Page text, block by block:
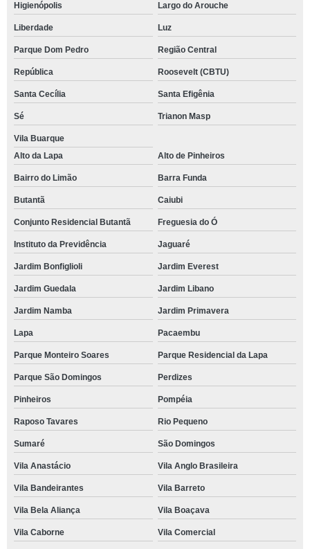
Higienópolis Largo do Arouche
Liberdade Luz
Parque Dom Pedro Região Central
República Roosevelt (CBTU)
Santa Cecília Santa Efigênia
Sé Trianon Masp
Vila Buarque
Alto da Lapa
Alto de Pinheiros
Bairro do Limão Barra Funda
Butantã Caiubi
Conjunto Residencial Butantã Freguesia do Ó
Instituto da Previdência Jaguaré
Jardim Bonfiglioli Jardim Everest
Jardim Guedala Jardim Libano
Jardim Namba Jardim Primavera
Lapa Pacaembu
Parque Monteiro Soares Parque Residencial da Lapa
Parque São Domingos Perdizes
Pinheiros Pompéia
Raposo Tavares Rio Pequeno
Sumaré São Domingos
Vila Anastácio Vila Anglo Brasileira
Vila Bandeirantes Vila Barreto
Vila Bela Aliança Vila Boaçava
Vila Caborne Vila Comercial